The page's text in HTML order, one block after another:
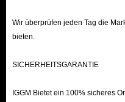
Wir überprüfen jeden Tag die
bieten.
SICHERHEITSGARANTIE
IGGM Bietet ein 100% sicheres